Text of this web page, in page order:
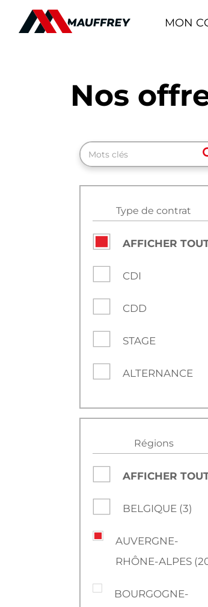
MON
Nos
Type de contrat
AFFICHER
CDI
CDD
STAGE
ALTERNANCE
Régions
AFFICHER
BELGIQUE (3)
AUVERGNE-
RHÔNE-ALPES
BOURGOGNE-